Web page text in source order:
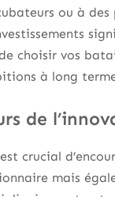
ou à des
choisir vos
à long
de
crucial
mais